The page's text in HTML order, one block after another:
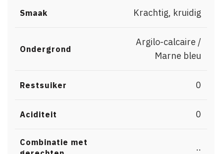
Smaak Krachtig, kruidig
Ondergrond
Argilo-calcaire /
Marne bleu
Restsuiker 0
Aciditeit 0
Combinatie met
..